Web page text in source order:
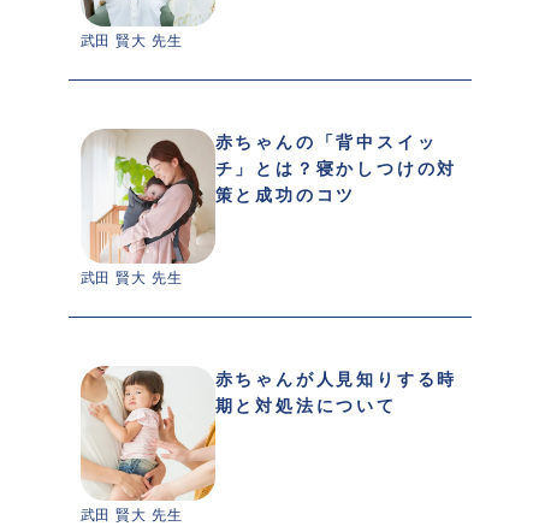
武田 賢大 先生
赤ちゃんの「背中スイッ
チ」とは？寝かしつけの対
策と成功のコツ
武田 賢大 先生
赤ちゃんが人見知りする時
期と対処法について
武田 賢大 先生